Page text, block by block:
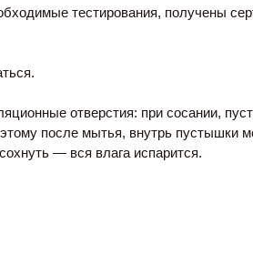
тестирования, получены
отверстия: при сосании,
после мытья, внутрь пустышки
— вся влага испарится.